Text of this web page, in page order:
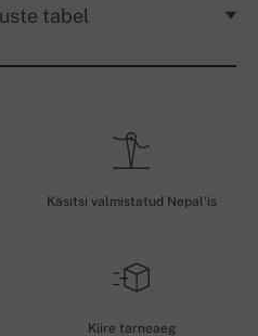
tabel
Käsitsi valmistatud Nepal'is
Kiire tarneaeg